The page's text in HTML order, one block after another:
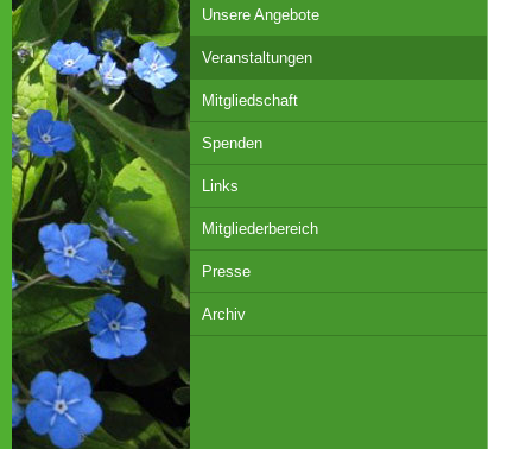
Unsere Angebote
Veranstaltungen
Mitgliedschaft
Spenden
Links
Mitgliederbereich
Presse
Archiv